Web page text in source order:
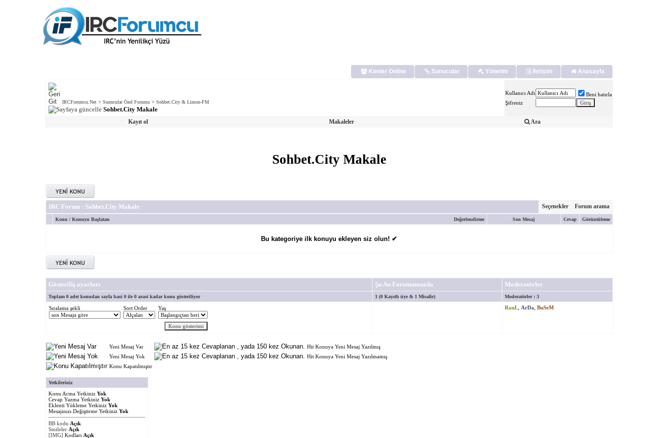
Anasayfa
İletişim
Yönetim
Sunucular
Kimler Online
IRCForumcu.Net > Sunucular Özel Forumu > Sohbet.City & Limon-FM
Sohbet.City Makale
Kullanıcı Adı
Beni hatırla
Şifreniz
Kayıt ol Makaleler Ara
Sohbet.City Makale
IRC Forum : Sohbet.City Makale Seçenekler Forum arama
Değerlendirme
Konu / Konuyu Başlatan Son Mesaj Cevap Görüntüleme
Bu kategoriye ilk konuyu ekleyen siz olun! ✔
Gösteriliş ayarları Şu An Forumumuzda Moderatörler
Toplam 0 adet konudan sayfa basi 0 ile 0 arasi kadar konu gösteriliyor 1 (0 Kayıtlı üye & 1 Misafir) Moderatörler : 3
Sıralama şekli Sort Order Yaş RauL, ArDa BuSeM
Yeni Mesaj Var
Hit Konuya Yeni Mesaj Yazılmış
Yeni Mesaj Yok
Hit Konuya Yeni Mesaj Yazılmamış
Konu Kapatılmıştır
Yetkileriniz
Konu Acma Yetkiniz Yok
Cevap Yazma Yetkiniz Yok
Eklenti Yükleme Yetkiniz Yok
Mesajınızı Değiştirme Yetkiniz Yok
BB kodu Açık
Smileler Açık
[IMG] Kodları Açık